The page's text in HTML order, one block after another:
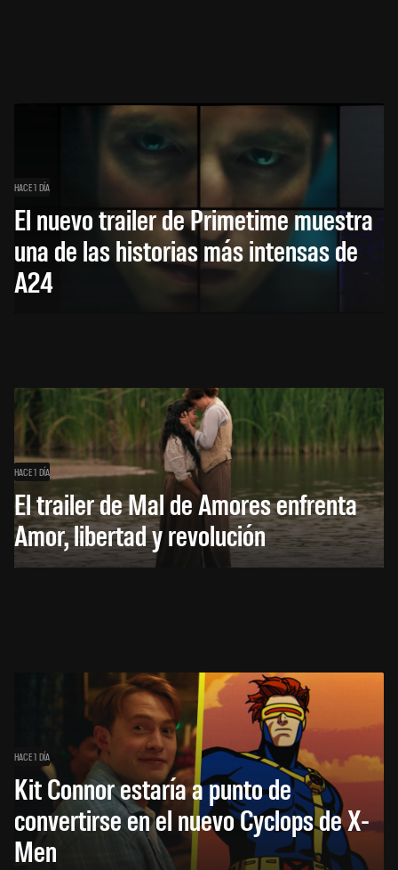
HACE 1 DÍA
El nuevo trailer de Primetime muestra
una de las historias más intensas de
A24
HACE 1 DÍA
El trailer de Mal de Amores enfrenta
Amor, libertad y revolución
HACE 1 DÍA
Kit Connor estaría a punto de
convertirse en el nuevo Cyclops de X-
Men